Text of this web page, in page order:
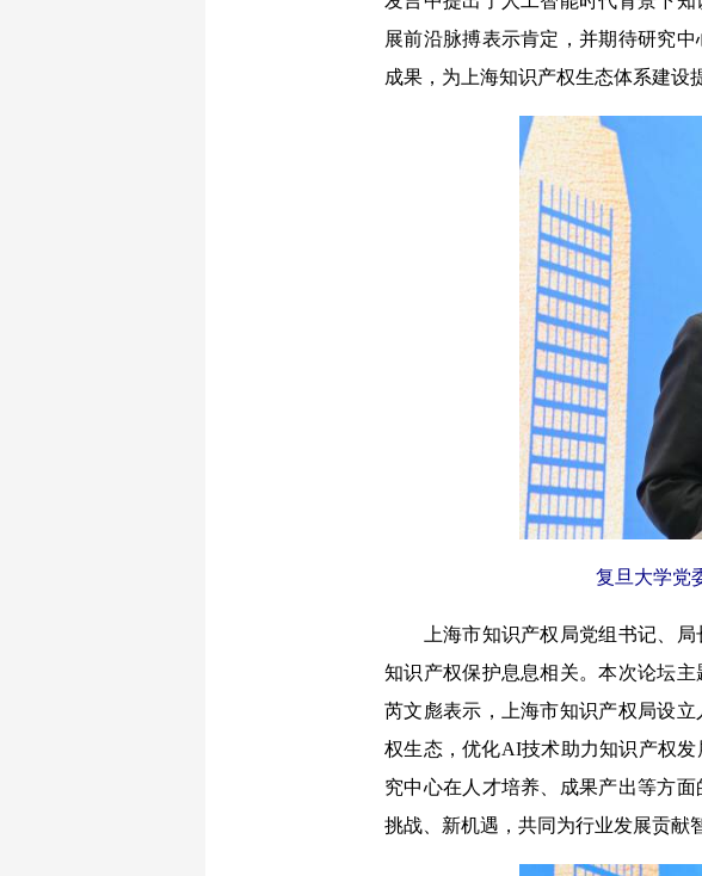
展前沿脉搏表示肯定，并期待研究
成果，为上海知识产权生态体系建设
复旦大学党
上海市知识产权局党组书记、局
知识产权保护息息相关。本次论坛
芮文彪表示，上海市知识产权局设
权生态，优化AI技术助力知识产权
究中心在人才培养、成果产出等方
挑战、新机遇，共同为行业发展贡献